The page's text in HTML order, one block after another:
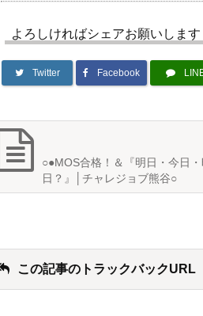
よろしければシェアお願いします
Twitter Facebook
○●MOS合格！＆『明日・今日
日？』│チャレジョブ熊谷○
この記事のトラックバックURL